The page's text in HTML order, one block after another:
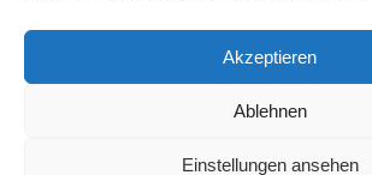
Akzeptieren
Ablehnen
Einstellungen ansehen
Alle bisherigen Partien der beiden
anzeigen